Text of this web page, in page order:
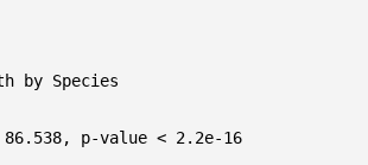
by Species
p-value < 2.2e-16